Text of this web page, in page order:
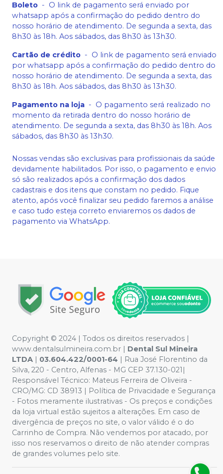
Boleto - O link de pagamento será enviado por
whatsapp após a confirmação do pedido dentro do
nosso horário de atendimento. De segunda a sexta, das
8h30 às 18h. Aos sábados, das 8h30 às 13h30.
Cartão de crédito - O link de pagamento será enviado
por whatsapp após a confirmação do pedido dentro do
nosso horário de atendimento. De segunda a sexta, das
8h30 às 18h. Aos sábados, das 8h30 às 13h30.
Pagamento na loja - O pagamento será realizado no
momento da retirada dentro do nosso horário de
atendimento. De segunda a sexta, das 8h30 às 18h. Aos
sábados, das 8h30 às 13h30.
Nossas vendas são exclusivas para profissionais da saúde
devidamente habilitados. Por isso, o pagamento e envio
só são realizados após a confirmação dos dados
cadastrais e dos itens que constam no pedido. Fique
atento, após você finalizar seu pedido faremos a análise
e caso tudo esteja correto enviaremos os dados de
pagamento via WhatsApp.
Copyright © 2024 | Todos os direitos reservados |
www.dentalsulmineira.com.br | Dental Sul Mineira
LTDA | 03.604.422/0001-64 | Rua José Florentino da
Silva, 220 - Centro, Alfenas - MG CEP 37.130-021|
Responsável Técnico: Mateus Ferreira de Oliveira -
CRO/MG: CD 38913 | Política de Privacidade e Segurança
- Fotos meramente ilustrativas - Os preços e condições
da loja virtual estão sujeitos a alterações. Em caso de
divergência de preços no site, o valor válido é o do
Carrinho de Compra. Não vendemos por atacado, por
isso nos reservamos o direito de não atender compras
de grandes volumes pelo site.